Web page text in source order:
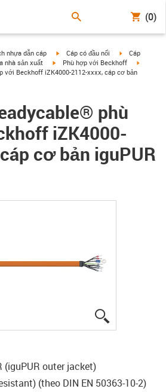
(0)
right
nhựa dẫn cáp igus-icon-arrow-right
Cáp có đầu nối igus-icon-
Cáp
nhà sản xuất
igus-icon-arrow-right
Phù hợp với Beckhoff
với Beckhoff iZK4000-2112-xxxx, cáp cơ bản
phù
iZK4000-
cơ bản iguPUR
(iguPUR outer jacket)
(theo DIN EN 50363-10-2)